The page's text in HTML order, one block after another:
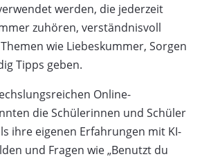
werden, die jederzeit
zuhören, verständnisvoll
wie Liebeskummer, Sorgen
Tipps geben.
Online-
die Schülerinnen und Schüler
ihre eigenen Erfahrungen mit KI-
und Fragen wie „Benutzt du